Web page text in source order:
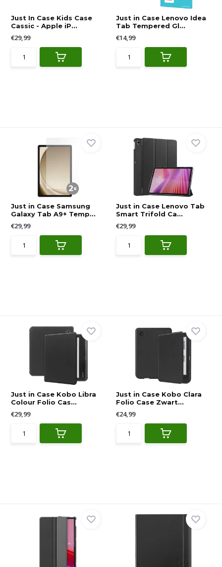
Just In Case Kids Case
Cassic - Apple iP...
€29,99
Just in Case Lenovo Idea
Tab Tempered Gl...
€14,99
Just in Case Samsung
Galaxy Tab A9+ Temp...
€29,99
Just in Case Lenovo Tab
Smart Trifold Ca...
€29,99
Just in Case Kobo Libra
Colour Folio Cas...
€29,99
Just in Case Kobo Clara
Folio Case Zwart...
€24,99